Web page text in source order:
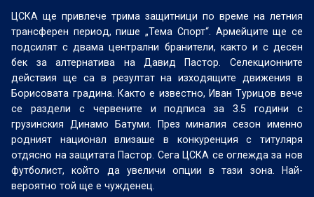
ЦСКА ще привлече трима защитници по време на летния
трансферен период, пише „Тема Спорт“. Армейците ще се
подсилят с двама централни бранители, както и с десен
бек за алтернатива на Давид Пастор. Селекционните
действия ще са в резултат на изходящите движения в
Борисовата градина. Както е известно, Иван Турицов вече
се раздели с червените и подписа за 3.5 години с
грузинския Динамо Батуми. През миналия сезон именно
родният национал влизаше в конкуренция с титуляря
отдясно на защитата Пастор. Сега ЦСКА се оглежда за нов
футболист, който да увеличи опции в тази зона. Най-
вероятно той ще е чужденец.